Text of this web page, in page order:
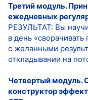
Третий модуль.
ежедневных
РЕЗУЛЬТАТ: Вы
в день
с желанными
откладывании на
Четвертый модуль.
конструктор